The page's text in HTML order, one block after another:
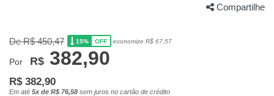
Compartilhe
De R$ 450,47 15% OFF economize R$ 67,57
Por R$ 382,90
R$ 382,90
Em até 5x de R$ 76,58 sem juros no cartão de crédito